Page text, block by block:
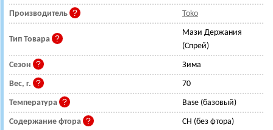
Производитель Toko
Тип Товара
Мази Держания
(Спрей)
Сезон Зима
Вес, г. 70
Температура Base (базовый)
Содержание фтора CH (без фтора)